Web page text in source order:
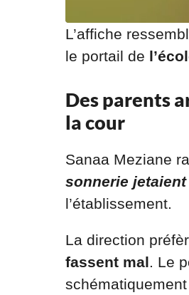
L’affiche
le portail de
Des parents
la cour
Sanaa Meziane
sonnerie
l’établissement.
La direction
fassent mal. Le